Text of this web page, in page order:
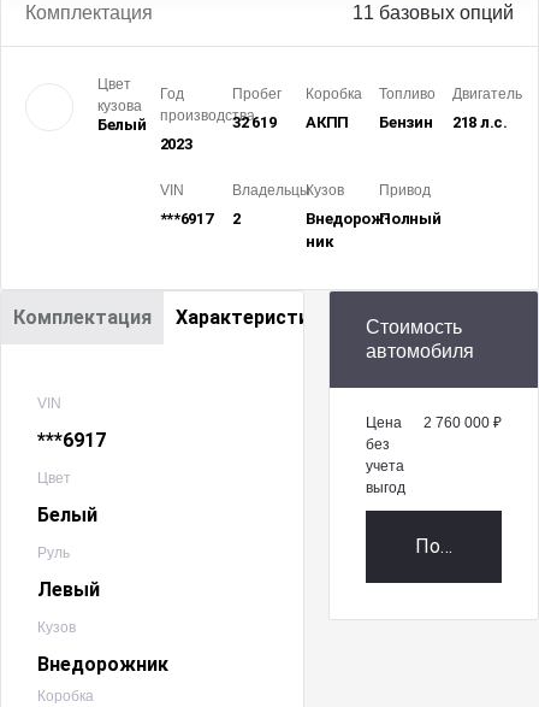
Комплектация 11 базовых опций
Цвет
кузова
Белый
Год
производства
2023
Пробег
32 619
Коробка
АКПП
Топливо
Бензин
Двигатель
218 л.с.
VIN
***6917
Владельцы
2
Кузов
Внедорож­
ник
Привод
Полный
Комплектация Характеристики
VIN
***6917
Цвет
Белый
Руль
Левый
Кузов
Внедорожник
Коробка
Стоимость
автомобиля
Цена
без
учета
выгод
2 760 000 ₽
Получить